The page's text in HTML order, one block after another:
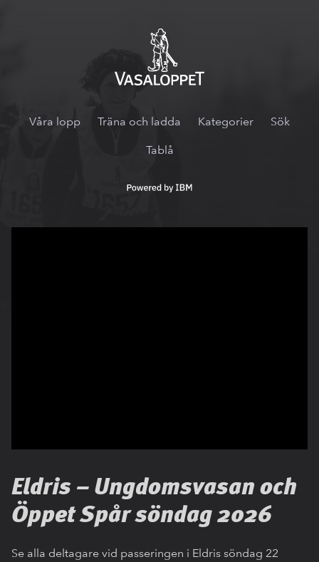
Vasaloppet.tv
Våra lopp Träna och ladda Kategorier Sök
Tablå
Powered
IBM
Eldris – Ungdomsvasan och
Öppet Spår söndag 2026
Se alla deltagare vid passeringen i Eldris söndag 22